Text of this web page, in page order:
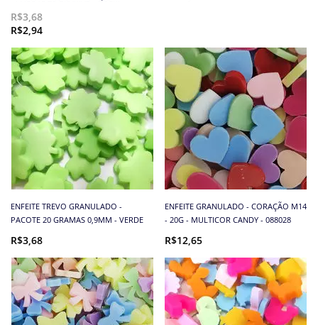
R$3,68
R$2,94
ENFEITE TREVO GRANULADO -
PACOTE 20 GRAMAS 0,9MM - VERDE
R$3,68
ENFEITE GRANULADO - CORAÇÃO M14
- 20G - MULTICOR CANDY - 088028
R$12,65